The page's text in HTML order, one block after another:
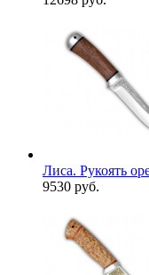
Лиса. Рукоять
9530 руб.